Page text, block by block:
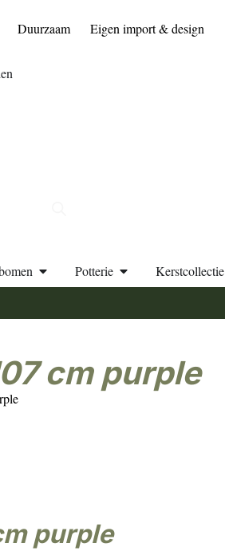
Duurzaam Eigen import & design
Potterie Kerstcollectie
cm purple
purple